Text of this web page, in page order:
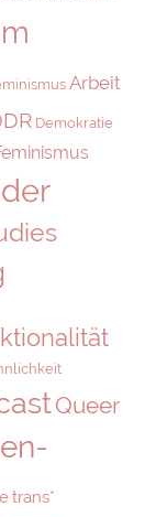
Arbeit
Demokratie
Queer
trans*